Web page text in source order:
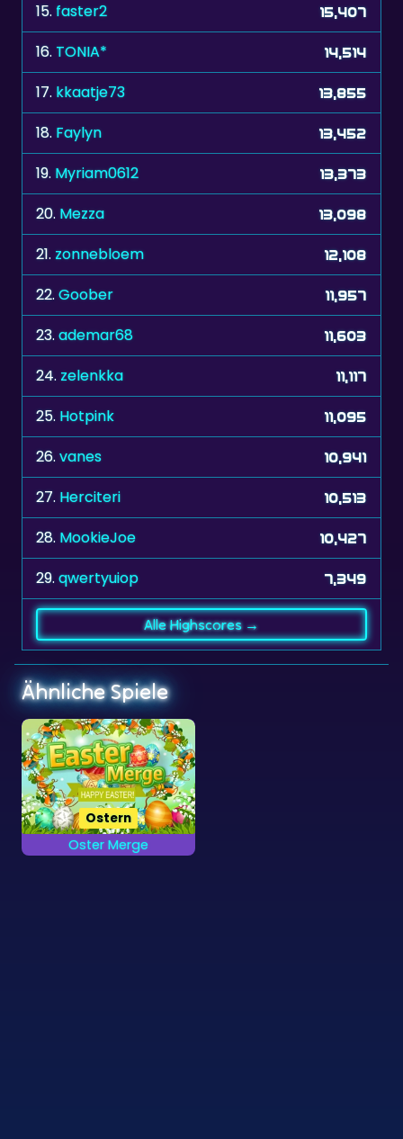
16. TONIA* 14,514
17. kkaatje73 13,855
18. Faylyn 13,452
19. Myriam0612 13,373
20.Mezza 13,098
21. zonnebloem 12,108
22.Goober 11,957
23. ademar68 11,603
24.zelenkka 11,117
25. Hotpink 11,095
26. vanes 10,941
27. Herciteri 10,513
28. MookieJoe 10,427
29. qwertyuiop 7,349
Ähnliche Spiele
Oster Merge
Ostern
Erreiche so schnell